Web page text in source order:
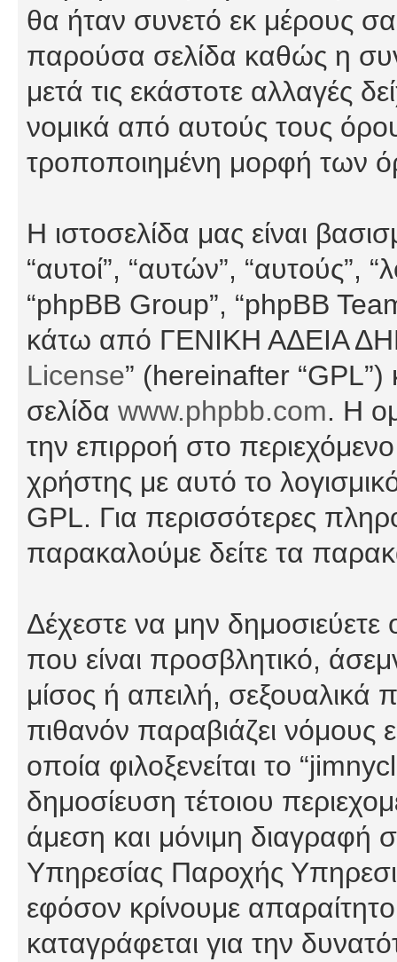
θα ήταν συνετό εκ μέρους
παρούσα σελίδα καθώς η
μετά τις εκάστοτε αλλαγές
νομικά από αυτούς τους
τροποποιημένη μορφή των
Η ιστοσελίδα μας είναι
“αυτοί”, “αυτών”, “αυτούς”,
“phpBB Group”, “phpBB
κάτω από ΓΕΝΙΚΗ ΑΔΕΙΑ
License” (hereinafter “GPL”)
σελίδα www.phpbb.com. Η
την επιρροή στο
χρήστης με αυτό το
GPL. Για περισσότερες
παρακαλούμε δείτε τα
Δέχεστε να μην
που είναι προσβλητικό,
μίσος ή απειλή, σεξουαλικά
πιθανόν παραβιάζει νόμους
οποία φιλοξενείται το
δημοσίευση τέτοιου
άμεση και μόνιμη διαγραφή
Υπηρεσίας Παροχής
εφόσον κρίνουμε
καταγράφεται για την